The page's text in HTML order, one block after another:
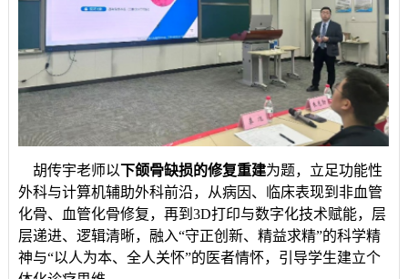
胡传宇老师以下颌骨缺损的修复重建为题，立足功能性
外科与计算机辅助外科前沿，从病因、临床表现到非血管
化骨、血管化骨修复，再到 3D打印与数字化技术赋能，层
层递进、逻辑清晰，融入“守正创新、精益求精”的科学精
神与“以人为本、全人关怀”的医者情怀，引导学生建立个